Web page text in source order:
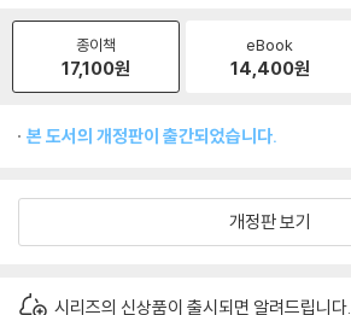
종이책
17,100원
eBook
14,400원
본 도서의 개정판이 출간되었습니다.
개정판 보기
시리즈의 신상품이 출시되면 알려드립니다.